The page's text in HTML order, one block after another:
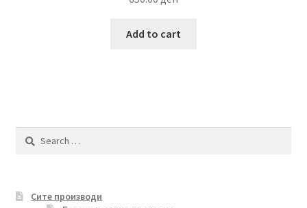
Add to cart
Search
Сите производи